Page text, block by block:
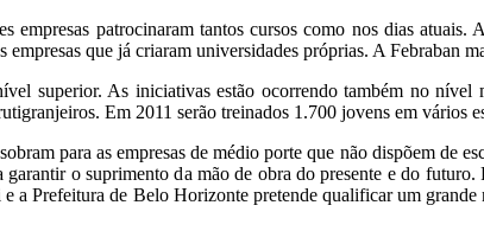
empresas patrocinaram tantos cursos como nos dias
empresas que já criaram universidades próprias. A Febraban
superior. As iniciativas estão ocorrendo também no
Em 2011 serão treinados 1.700 jovens em vários
para as empresas de médio porte que não dispõem de
garantir o suprimento da mão de obra do presente e do
a Prefeitura de Belo Horizonte pretende qualificar um